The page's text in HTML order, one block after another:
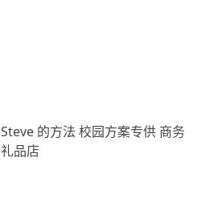
Steve 的方法 校园方案专供 商务
礼品店